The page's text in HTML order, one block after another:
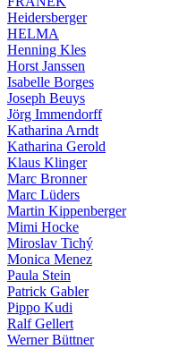
Heidersberger
HELMA
Henning Kles
Horst Janssen
Isabelle Borges
Joseph Beuys
Jörg Immendorff
Katharina Arndt
Katharina Gerold
Klaus Klinger
Marc Bronner
Marc Lüders
Martin Kippenberger
Mimi Hocke
Miroslav Tichý
Monica Menez
Paula Stein
Patrick Gabler
Pippo Kudi
Ralf Gellert
Werner Büttner